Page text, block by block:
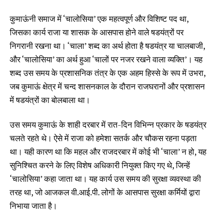
कुमाऊंनी समाज में ‘चालोसिया’ एक महत्वपूर्ण और विशिष्ट पद था,
जिसका कार्य राजा या शासक के आसपास होने वाले षडयंत्रों पर
निगरानी रखना था। ‘चाला’ शब्द का अर्थ होता है षडयंत्र या चालबाजी,
और ‘चालोसिया’ का अर्थ हुआ ‘चालों पर नजर रखने वाला व्यक्ति’। यह
शब्द उस समय के प्रशासनिक तंत्र के एक अहम हिस्से के रूप में उभरा,
जब कुमाऊं क्षेत्र में चन्द शासनकाल के दौरान राजघरानों और प्रशासन
में षडयंत्रों का बोलबाला था।
उस समय कुमाऊं के शाही दरबार में रात-दिन विभिन्न प्रकार के षडयंत्र
चलते रहते थे। ऐसे में राजा को हमेशा सतर्क और चौकस रहना पड़ता
था। यही कारण था कि महल और राजदरबार में कोई भी ‘चाला’ न हो, यह
सुनिश्चित करने के लिए विशेष अधिकारी नियुक्त किए गए थे, जिन्हें
‘चालोसिया’ कहा जाता था। यह कार्य उस समय की सुरक्षा व्यवस्था की
तरह था, जो आजकल वी.आई.पी. लोगों के आसपास सुरक्षा कर्मियों द्वारा
निभाया जाता है।